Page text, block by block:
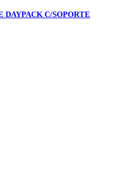
DAYPACK C/SOPORTE